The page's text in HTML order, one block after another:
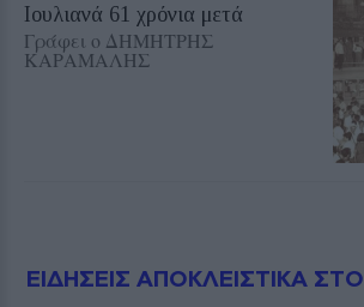
Ioυλιανά 61 χρόνια μετά
Γράφει ο ΔΗΜΗΤΡΗΣ
ΚΑΡΑΜΑΛΗΣ
ΕΙΔΗΣΕΙΣ ΑΠΟΚΛΕΙΣΤΙΚΑ ΣΤΟ